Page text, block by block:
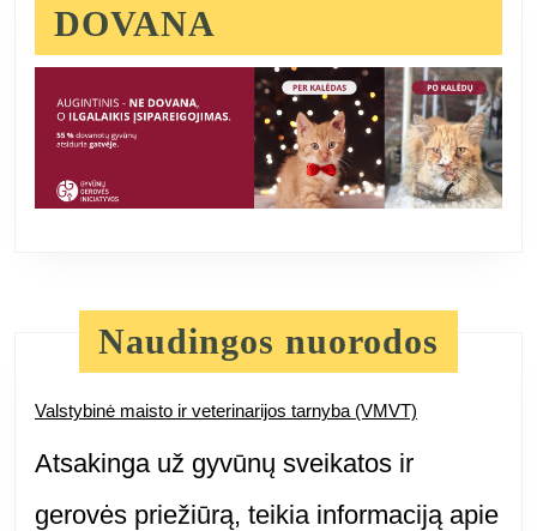
DOVANA
Naudingos nuorodos
Valstybinė maisto ir veterinarijos tarnyba (VMVT)
Atsakinga už gyvūnų sveikatos ir
gerovės priežiūrą, teikia informaciją apie